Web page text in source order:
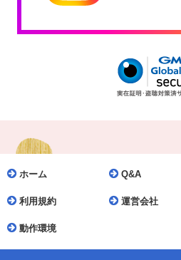
己負担）
データ制限のあるスマートフォンをご
サクサクとご覧になりたい方は
Wi-Fi環境でのご利用をおすすめいたし
幼稚園での楽しい思い出、真剣な表情
2020-04-10
本日正午より【長崎星美幼稚園第59
長崎星美幼稚園第59回卒園生記
ホーム Q&A
利用規約 運営会社
動作環境